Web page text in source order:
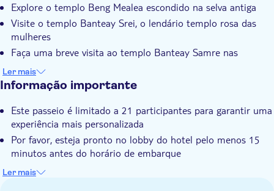
Tour guiado
Refeição incluída
Tour privado
Grupo pequeno
Voucher eletrônico
Transporte incluído
CÓDIGO DE VESTUÁRIO
Explore o templo Beng Mealea escondido na selva antiga
Visite o templo Banteay Srei, o lendário templo rosa das
mulheres
Faça uma breve visita ao templo Banteay Samre nas
proximidades
Ler mais
Informação importante
Este passeio é limitado a 21 participantes para garantir uma
experiência mais personalizada
Por favor, esteja pronto no lobby do hotel pelo menos 15
minutos antes do horário de embarque
Por favor, use sapatos confortáveis e roupas cobrindo os
Ler mais